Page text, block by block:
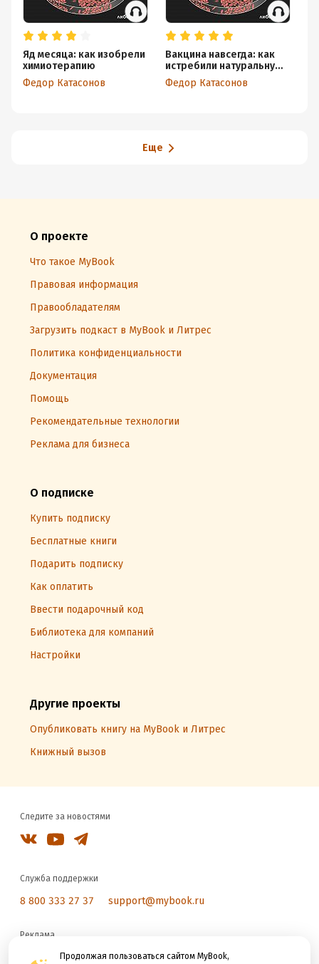
Продолжая пользоваться сайтом MyBook,
Яд месяца: как изобрели
химиотерапию
Федор Катасонов
Вакцина навсегда: как
истребили натуральную
оспу
Федор Катасонов
Еще
О проекте
Что такое MyBook
Правовая информация
Правообладателям
Загрузить подкаст в MyBook и Литрес
Политика конфиденциальности
Документация
Помощь
Рекомендательные технологии
Реклама для бизнеса
О подписке
Купить подписку
Бесплатные книги
Подарить подписку
Как оплатить
Ввести подарочный код
Библиотека для компаний
Настройки
Другие проекты
Опубликовать книгу на MyBook и Литрес
Книжный вызов
Следите за новостями
Служба поддержки
8 800 333 27 37 support@mybook.ru
Реклама
reklama@litres.ru